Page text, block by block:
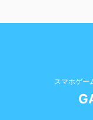
スマホゲー